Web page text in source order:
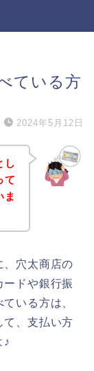
ている方
2024年5月12日
し
て
ま
、穴太商店の
ドや銀行振
いる方は、
て、支払い方
♪